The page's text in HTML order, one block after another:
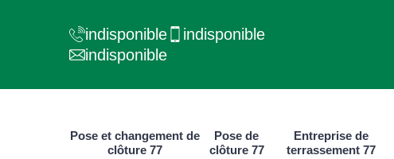
indisponible
indisponible
indisponible
Pose et changement de
clôture 77
Pose de
clôture 77
Entreprise de
terrassement 77